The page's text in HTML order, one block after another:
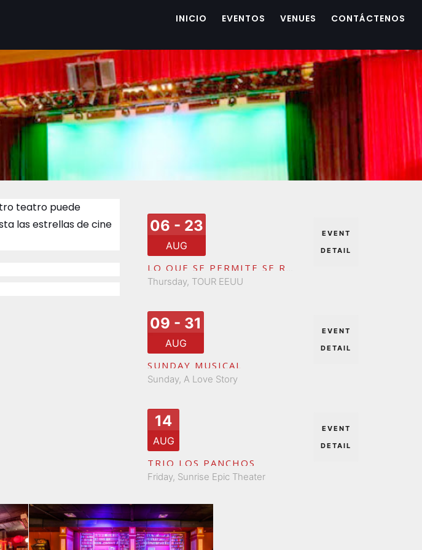
INICIO EVENTOS VENUES CONTÁCTENOS
teatro puede
las estrellas de cine
06 - 23
AUG
Thursday, TOUR EEUU
EVENT
DETAIL
09 - 31
AUG
SUNDAY MUSICAL
Sunday, A Love Story
EVENT
DETAIL
14
AUG
TRIO LOS PANCHOS
Friday, Sunrise Epic Theater
EVENT
DETAIL